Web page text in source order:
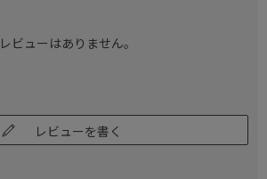
レビューはありません。
レビューを書く